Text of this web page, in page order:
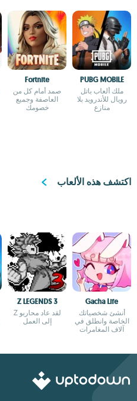
PUBG MOBILE
ملك ألعاب باتل
رويال للأندرويد بلا
منازع
Fortnite
صمد أمام كل من
العاصفة وجميع
خصومك
اكتشف هذه الألعاب
Gacha Life
أنشئ شخصياتك
الخاصة وانطلق في
آلاف المغامرات
Z LEGENDS 3
لقد عاد محاربو Z
إلى العمل